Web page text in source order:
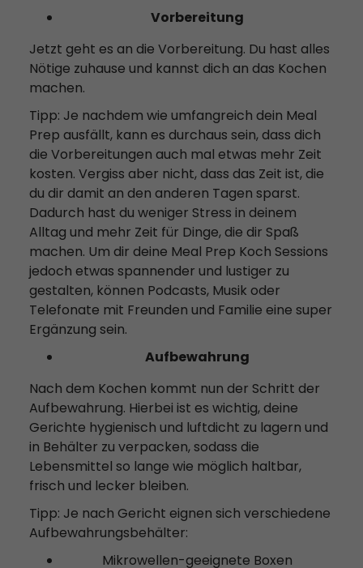
Vorbereitung
Jetzt geht es an die Vorbereitung. Du hast alles
Nötige zuhause und kannst dich an das Kochen
machen.
Tipp: Je nachdem wie umfangreich dein Meal
Prep ausfällt, kann es durchaus sein, dass dich
die Vorbereitungen auch mal etwas mehr Zeit
kosten. Vergiss aber nicht, dass das Zeit ist, die
du dir damit an den anderen Tagen sparst.
Dadurch hast du weniger Stress in deinem
Alltag und mehr Zeit für Dinge, die dir Spaß
machen. Um dir deine Meal Prep Koch Sessions
jedoch etwas spannender und lustiger zu
gestalten, können Podcasts, Musik oder
Telefonate mit Freunden und Familie eine super
Ergänzung sein.
Aufbewahrung
Nach dem Kochen kommt nun der Schritt der
Aufbewahrung. Hierbei ist es wichtig, deine
Gerichte hygienisch und luftdicht zu lagern und
in Behälter zu verpacken, sodass die
Lebensmittel so lange wie möglich haltbar,
frisch und lecker bleiben.
Tipp: Je nach Gericht eignen sich verschiedene
Aufbewahrungsbehälter:
Mikrowellen-geeignete Boxen